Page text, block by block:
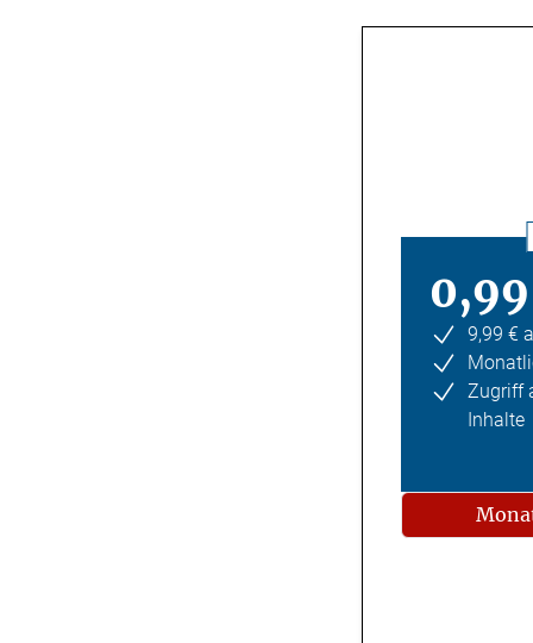
9,99 €
Zugriff
Inhalte